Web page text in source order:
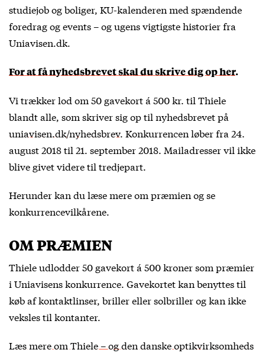
studiejob og boliger, KU-kalenderen med spændende
foredrag og events – og ugens vigtigste historier fra
Uniavisen.dk.
For at få nyhedsbrevet skal du skrive dig op her.
Vi trækker lod om 50 gavekort á 500 kr. til Thiele
blandt alle, som skriver sig op til nyhedsbrevet på
uniavisen.dk/nyhedsbrev. Konkurrencen løber fra 24.
august 2018 til 21. september 2018. Mailadresser vil ikke
blive givet videre til tredjepart.
Herunder kan du læse mere om præmien og se
konkurrencevilkårene.
OM PRÆMIEN
Thiele udlodder 50 gavekort á 500 kroner som præmier
i Uniavisens konkurrence. Gavekortet kan benyttes til
køb af kontaktlinser, briller eller solbriller og kan ikke
veksles til kontanter.
Læs mere om Thiele – og den danske optikvirksomheds